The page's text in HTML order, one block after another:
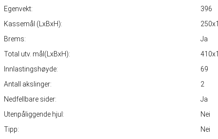
Egenvekt:
396
Kassemål (LxBxH):
Brems:
Ja
Total utv. mål(LxBxH):
Innlastingshøyde:
69
Antall akslinger:
2
Nedfellbare sider:
Ja
Utenpåliggende hjul:
Nei
Tipp:
Nei